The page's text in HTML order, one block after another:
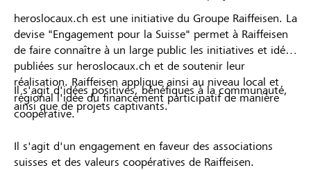
heroslocaux.ch est une initiative du Groupe Raiffeisen. La
devise "Engagement pour la Suisse" permet à Raiffeisen
de faire connaître à un large public les initiatives et idées
publiées sur heroslocaux.ch et de soutenir leur
réalisation. Raiffeisen applique ainsi au niveau local et
régional l'idée du financement participatif de manière
coopérative.
Il s'agit d'idées positives, bénéfiques à la communauté,
ainsi que de projets captivants.
Il s'agit d'un engagement en faveur des associations
suisses et des valeurs coopératives de Raiffeisen.